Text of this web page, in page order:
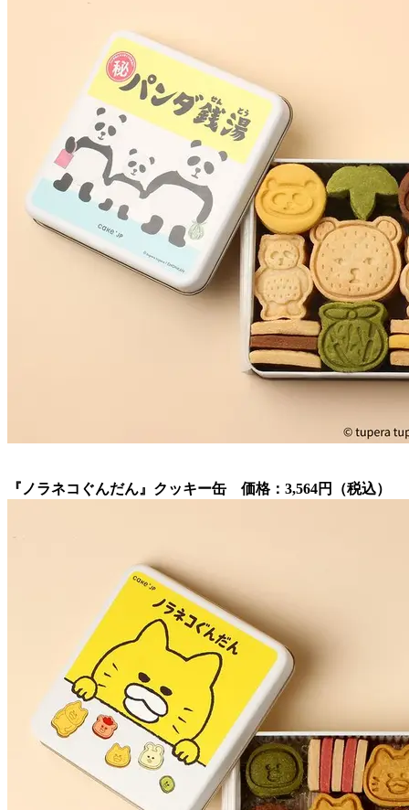
『ノラネコぐんだん』クッキー缶 価格：3,564円（税込）